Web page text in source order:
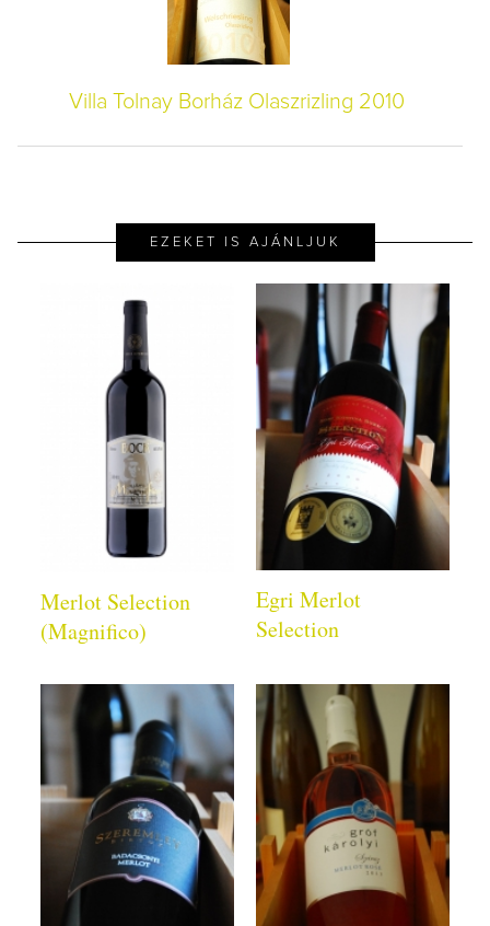
Villa Tolnay Borház Olaszrizling 2010
EZEKET IS AJÁNLJUK
Merlot Selection
(Magnifico)
Egri Merlot
Selection